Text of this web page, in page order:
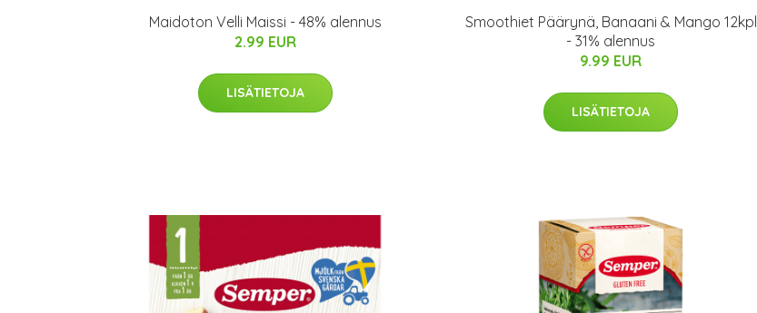
Maidoton Velli Maissi - 48% alennus
2.99 EUR
LISÄTIETOJA
Smoothiet Päärynä, Banaani & Mango 12kpl
- 31% alennus
9.99 EUR
LISÄTIETOJA